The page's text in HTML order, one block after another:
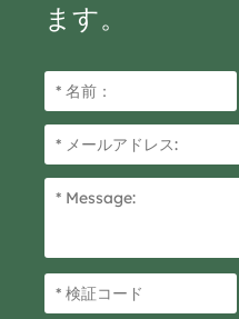
取り揃えています。
ます。